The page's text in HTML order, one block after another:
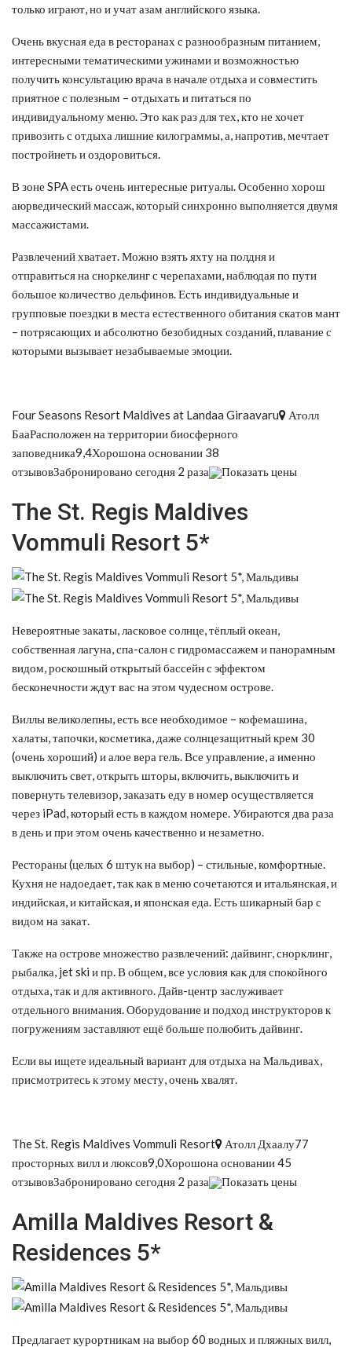
только играют, но и учат азам английского языка.
Очень вкусная еда в ресторанах с разнообразным питанием,
интересными тематическими ужинами и возможностью
получить консультацию врача в начале отдыха и совместить
приятное с полезным – отдыхать и питаться по
индивидуальному меню. Это как раз для тех, кто не хочет
привозить с отдыха лишние килограммы, а, напротив, мечтает
постройнеть и оздоровиться.
В зоне SPA есть очень интересные ритуалы. Особенно хорош
аюрведический массаж, который синхронно выполняется двумя
массажистами.
Развлечений хватает. Можно взять яхту на полдня и
отправиться на сноркелинг с черепахами, наблюдая по пути
большое количество дельфинов. Есть индивидуальные и
групповые поездки в места естественного обитания скатов мант
– потрясающих и абсолютно безобидных созданий, плавание с
которыми вызывает незабываемые эмоции.
Four Seasons Resort Maldives at Landaa Giraavaru
Атолл
БааРасположен на территории биосферного
заповедника9,4Хорошона основании 38
отзывовЗабронировано сегодня 2 раза
Показать цены
The St. Regis Maldives
Vommuli Resort 5*
Невероятные закаты, ласковое солнце, тёплый океан,
собственная лагуна, спа-салон с гидромассажем и панорамным
видом, роскошный открытый бассейн с эффектом
бесконечности ждут вас на этом чудесном острове.
Виллы великолепны, есть все необходимое – кофемашина,
халаты, тапочки, косметика, даже солнцезащитный крем 30
(очень хороший) и алое вера гель. Все управление, а именно
выключить свет, открыть шторы, включить, выключить и
повернуть телевизор, заказать еду в номер осуществляется
через iPad, который есть в каждом номере. Убираются два раза
в день и при этом очень качественно и незаметно.
Рестораны (целых 6 штук на выбор) – стильные, комфортные.
Кухня не надоедает, так как в меню сочетаются и итальянская, и
индийская, и китайская, и японская еда. Есть шикарный бар с
видом на закат.
Также на острове множество развлечений: дайвинг, снорклинг,
рыбалка, jet ski и пр. В общем, все условия как для спокойного
отдыха, так и для активного. Дайв-центр заслуживает
отдельного внимания. Оборудование и подход инструкторов к
погружениям заставляют ещё больше полюбить дайвинг.
Если вы ищете идеальный вариант для отдыха на Мальдивах,
присмотритесь к этому месту, очень хвалят.
The St. Regis Maldives Vommuli Resort
Атолл Дхаалу77
просторных вилл и люксов9,0Хорошона основании 45
отзывовЗабронировано сегодня 2 раза
Показать цены
Amilla Maldives Resort &
Residences 5*
Предлагает курортникам на выбор 60 водных и пляжных вилл,